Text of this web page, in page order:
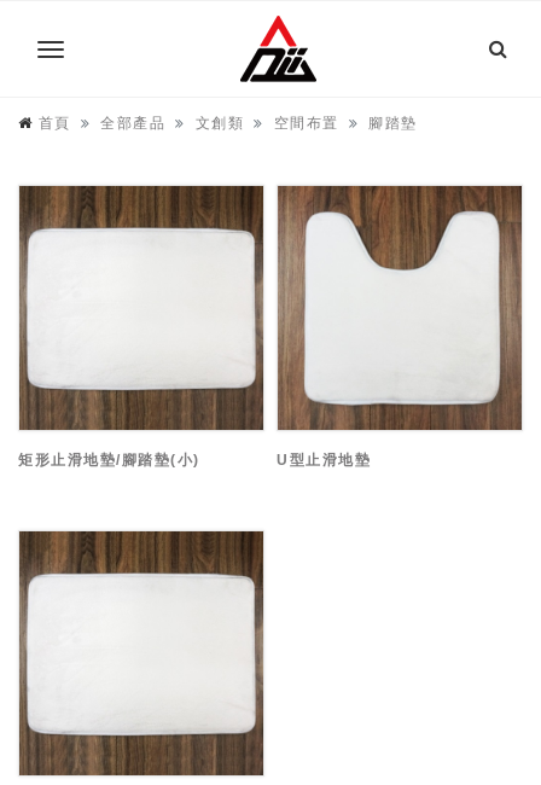
首頁 全部產品 文創類 空間布置 腳踏墊
矩形止滑地墊/腳踏墊(小) U型止滑地墊